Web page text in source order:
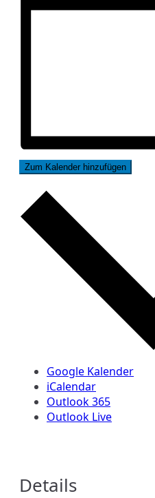
Zum Kalender hinzufügen
Google Kalender
iCalendar
Outlook 365
Outlook Live
Details